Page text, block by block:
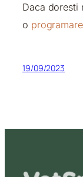
Daca doresti
o programare
19/09/2023